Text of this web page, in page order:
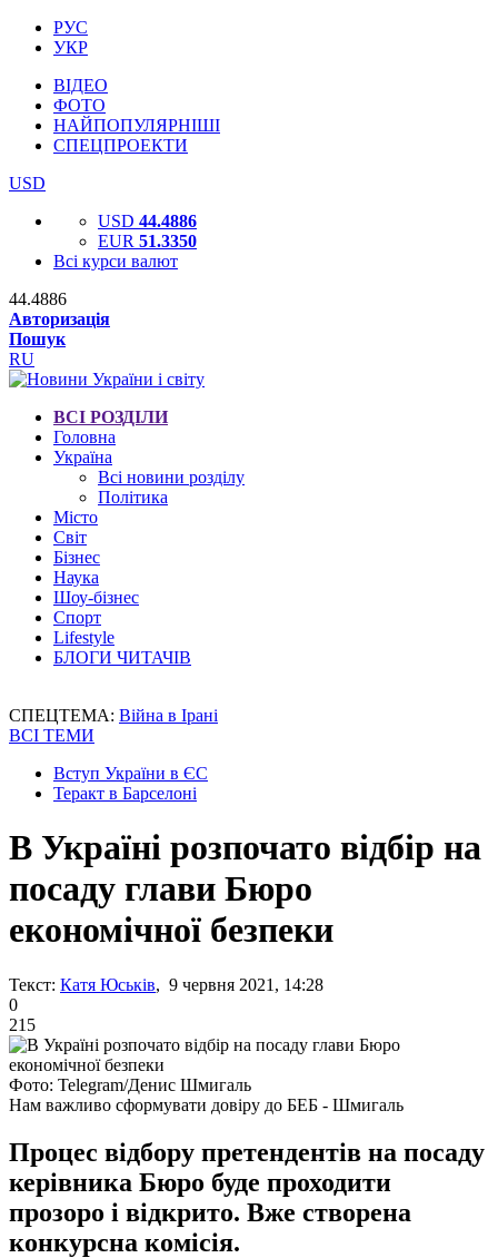
РУС
УКР
ВІДЕО
ФОТО
НАЙПОПУЛЯРНІШІ
СПЕЦПРОЕКТИ
USD
USD 44.4886
EUR 51.3350
Всі курси валют
44.4886
Авторизація
Пошук
RU
ВСІ РОЗДІЛИ
Головна
Україна
Всі новини розділу
Політика
Місто
Світ
Бізнес
Наука
Шоу-бізнес
Спорт
Lifestyle
БЛОГИ ЧИТАЧІВ
СПЕЦТЕМА: Війна в Ірані
ВСІ ТЕМИ
Вступ України в ЄС
Теракт в Барселоні
В Україні розпочато відбір на
посаду глави Бюро
економічної безпеки
Текст: Катя Юськів, 9 червня 2021, 14:28
0
215
Фото: Telegram/Денис Шмигаль
Нам важливо сформувати довіру до БЕБ - Шмигаль
Процес відбору претендентів на посаду
керівника Бюро буде проходити
прозоро і відкрито. Вже створена
конкурсна комісія.